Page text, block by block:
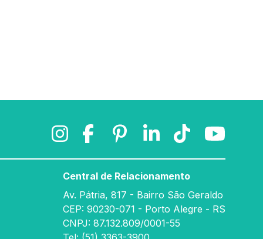
Central de Relacionamento
Av. Pátria, 817 - Bairro São Geraldo
CEP: 90230-071 - Porto Alegre - RS
CNPJ: 87.132.809/0001-55